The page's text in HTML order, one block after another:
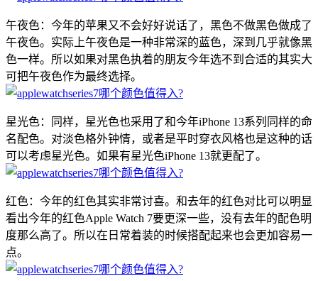
午夜色：今年的苹果又不会好好说话了，黑色不做黑色做成了
午夜色。实际上午夜色是一种非常深的蓝色，深到几乎就像黑
色一样。所以如果对黑色执着的朋友今年选不到合适的其实大
可把午夜色作为最终选择。
星光色：同样，星光色也采用了和今年iPhone 13系列同样的命
名配色。对淡色格外钟情，或者是平时穿衣风格也是这种的话
可以考虑星光色。如果有星光色iPhone 13就更配了。
红色：今年的红色其实非常讨喜。和去年的红色对比可以明显
看出今年的红色Apple Watch 7要更深一些，没有去年的配色明
度那么高了。所以在日常着装的时候搭配起来也会更加容易一
点。